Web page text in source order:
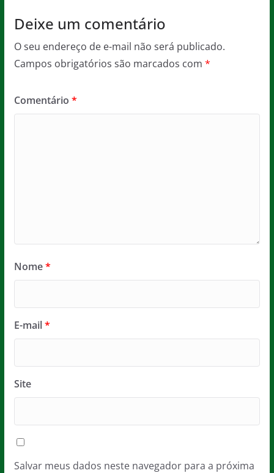
Deixe um comentário
O seu endereço de e-mail não será publicado.
Campos obrigatórios são marcados com *
Comentário *
Nome*
E-mail*
Site
Salvar meus dados neste navegador para a próxima